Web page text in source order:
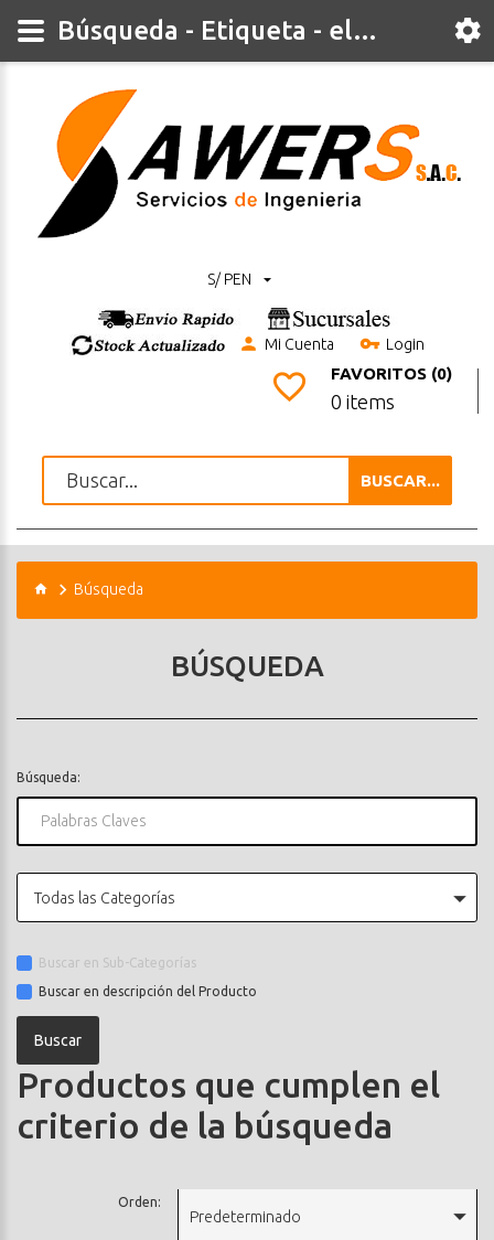
S/ PEN
Mi Cuenta Login
FAVORITOS (0)
0 items
BUSCAR...
Búsqueda
BÚSQUEDA
Búsqueda:
Todas las Categorías
Buscar en Sub-Categorías
Buscar en descripción del Producto
Productos que cumplen el
criterio de la búsqueda
Orden:
Predeterminado
Búsqueda - Etiqueta - electrodo